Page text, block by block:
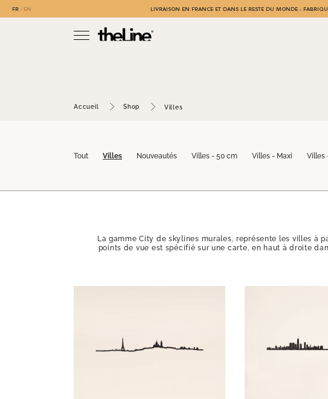
FR EN LIVRAISON EN FRANCE ET DANS LE RESTE DU MONDE -
Accueil Shop Villes
Tout Villes Nouveautés Villes - 50 cm Villes - Maxi Villes
La gamme City de skylines murales, représente les villes à
points de vue est spécifié sur une carte, en haut à droite